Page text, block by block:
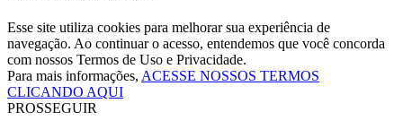
Esse site utiliza cookies para melhorar sua experiência de
navegação. Ao continuar o acesso, entendemos que você concorda
com nossos Termos de Uso e Privacidade.
Para mais informações, ACESSE NOSSOS TERMOS
CLICANDO AQUI
PROSSEGUIR